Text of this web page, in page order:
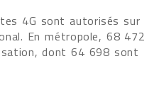
4G sont autorisés sur
En métropole, 68 472
dont 64 698 sont